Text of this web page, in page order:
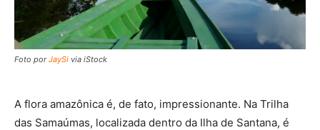
Foto porJaySi via iStock
A flora amazônica é, de fato, impressionante. Na Trilha
das Samaúmas, localizada dentro da Ilha de Santana, é